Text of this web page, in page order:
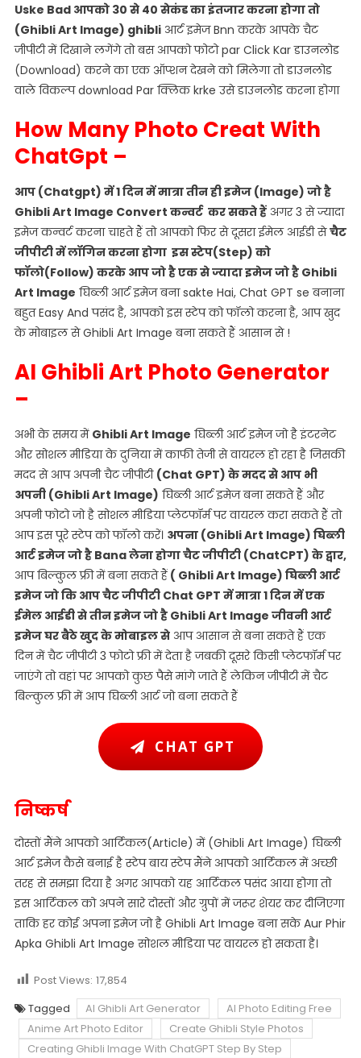
Uske Bad आपको 30 से 40 सेकंड का इंतजार करना होगा तो
(Ghibli Art Image) ghibliआर्ट इमेज Bnn करके आपके चैट
जीपीटी में दिखाने लगेंगे तो बस आपको फोटो par Click Kar डाउनलोड
(Download) करने का एक ऑप्शन देखने को मिलेगा तो डाउनलोड
वाले विकल्प download Par क्लिक krke उसे डाउनलोड करना होगा
How Many Photo Creat With
ChatGpt –
आप (Chatgpt) में 1 दिन में मात्रा तीन ही इमेज (Image) जो है
Ghibli Art Image Convert कन्वर्ट कर सकते हैंअगर 3 से ज्यादा
इमेज कन्वर्ट करना चाहते हैं तो आपको फिर से दूसरा ईमेल आईडी सेचैट
जीपीटी में लॉगिन करना होगा इस स्टेप(Step) को
फॉलो(Follow) करके आप जो है एक से ज्यादा इमेज जो है Ghibli
Art Image घिब्ली आर्ट इमेज बना sakte Hai, Chat GPT se बनाना
बहुत Easy And पसंद है, आपको इस स्टेप को फॉलो करना है, आप खुद
के मोबाइल से Ghibli Art Image बना सकते हैं आसान से !
AI Ghibli Art Photo Generator
–
अभी के समय में Ghibli Art Image घिब्ली आर्ट इमेज जो है इंटरनेट
और सोशल मीडिया के दुनिया में काफी तेजी से वायरल हो रहा है जिसकी
मदद से आप अपनी चैट जीपीटी (Chat GPT) के मदद से आप भी
अपनी (Ghibli Art Image) घिब्ली आर्ट इमेज बना सकते हैं और
अपनी फोटो जो है सोशल मीडिया प्लेटफॉर्म पर वायरल करा सकते हैं तो
आप इस पूरे स्टेप को फॉलो करें। अपना (Ghibli Art Image) घिब्ली
आर्ट इमेज जो है Bana लेना होगा चैट जीपीटी (ChatCPT) के द्वार,
आप बिल्कुल फ्री में बना सकते हैं( Ghibli Art Image) घिब्ली आर्ट
इमेज जो कि आप चैट जीपीटी Chat GPT में मात्रा 1 दिन में एक
ईमेल आईडी से तीन इमेज जो है Ghibli Art Image जीवनी आर्ट
इमेज घर बैठे खुद के मोबाइल सेआप आसान से बना सकते हैं एक
दिन में चैट जीपीटी 3 फोटो फ्री में देता है जबकी दूसरे किसी प्लेटफॉर्म पर
जाएंगे तो वहां पर आपको कुछ पैसे मांगे जाते हैं लेकिन जीपीटी में चैट
बिल्कुल फ्री में आप घिब्ली आर्ट जो बना सकते हैं
CHAT GPT
निष्कर्ष
दोस्तों मैंने आपको आर्टिकल(Article) में (Ghibli Art Image) घिब्ली
आर्ट इमेज कैसे बनाई है स्टेप बाय स्टेप मैंने आपको आर्टिकल में अच्छी
तरह से समझा दिया है अगर आपको यह आर्टिकल पसंद आया होगा तो
इस आर्टिकल को अपने सारे दोस्तों और ग्रुपों में जरूर शेयर कर दीजिएगा
ताकि हर कोई अपना इमेज जो है Ghibli Art Image बना सके Aur Phir
Apka Ghibli Art Image सोशल मीडिया पर वायरल हो सकता है।
Post Views: 17,854
Tagged
AI Ghibli Art Generator
AI Photo Editing Free
Anime Art Photo Editor
Create Ghibli Style Photos
Creating Ghibli Image With ChatGPT Step By Step